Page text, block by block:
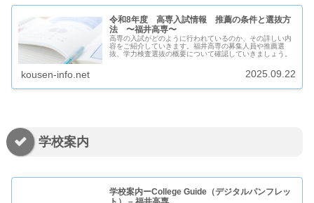
令和8年度 高専入試情報 推薦の条件と選抜方
法 〜福井高専〜
高専の入試がどのように行われているのか、その詳しい内
容をご紹介していきます。福井高専の募集人員や推薦選
抜、学力検査選抜の概要について確認していきましょう。
kousen-info.net 2025.09.22
学校案内
学校案内ーCollege Guide（デジタルパンフレッ